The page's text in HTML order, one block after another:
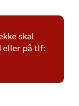
skal
eller på tlf: